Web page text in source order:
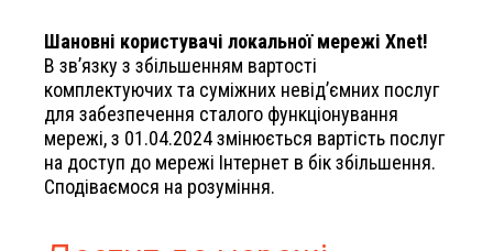
Шановні користувачі локальної мережі Xnet!
В зв’язку з збільшенням вартості
комплектуючих та суміжних невід’ємних послуг
для забезпечення сталого функціонування
мережі, з 01.04.2024 змінюється вартість послуг
на доступ до мережі Інтернет в бік збільшення.
Сподіваємося на розуміння.